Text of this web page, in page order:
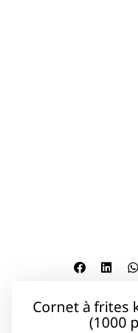
Cornet à frites
(1000